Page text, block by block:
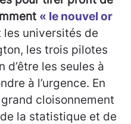
« le nouvel or
les universités de
les trois pilotes
d’être les seules à
à l’urgence. En
cloisonnement
la statistique et de